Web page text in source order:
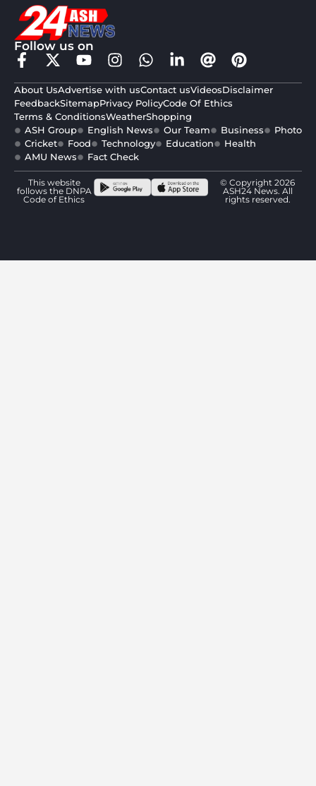
Follow us on
About UsAdvertise with usContact usVideosDisclaimer
FeedbackSitemapPrivacy PolicyCode Of Ethics
Terms & ConditionsWeatherShopping
ASH Group
English News Our Team Business
Photo
Cricket
Food Technology Education
Health
AMU News
Fact Check
This website
follows the DNPA
Code of Ethics
© Copyright 2026
ASH24 News. All
rights reserved.